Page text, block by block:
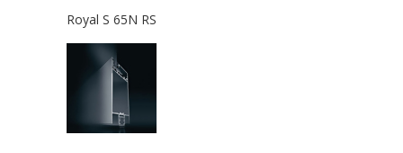
Royal S 65N RS